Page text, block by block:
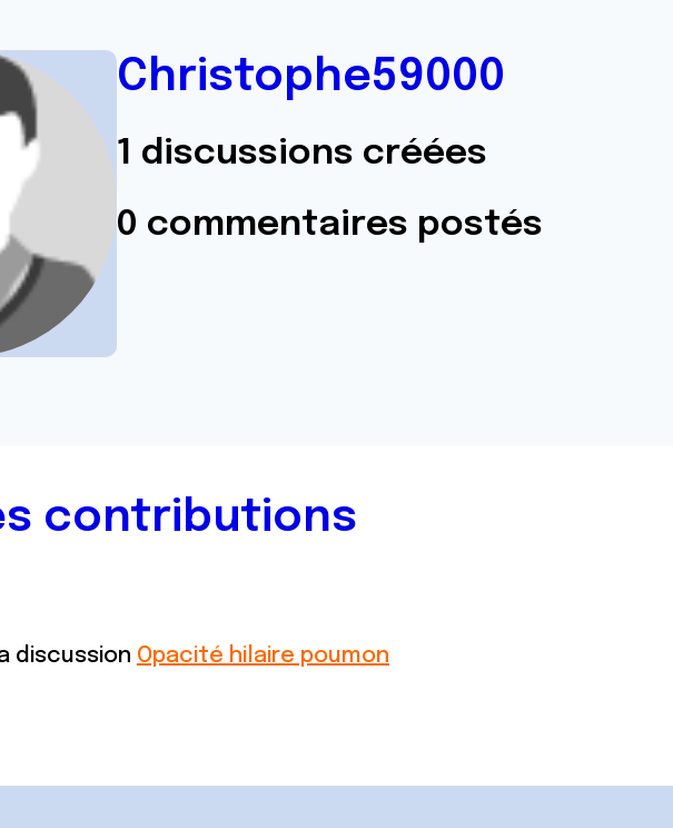
Christophe59000
1 discussions créées
0 commentaires postés
contributions
discussion Opacité hilaire poumon